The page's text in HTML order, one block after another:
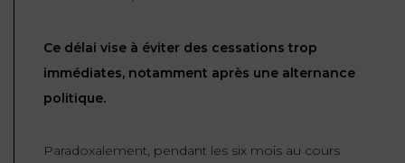
Ce délai vise à éviter des cessations trop
immédiates, notamment après une alternance
politique.
Paradoxalement, pendant les six mois au cours